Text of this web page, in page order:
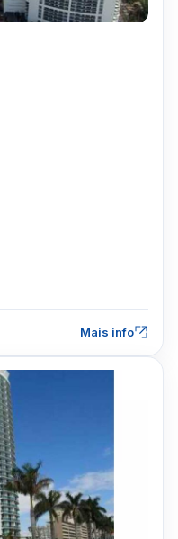
Mais info